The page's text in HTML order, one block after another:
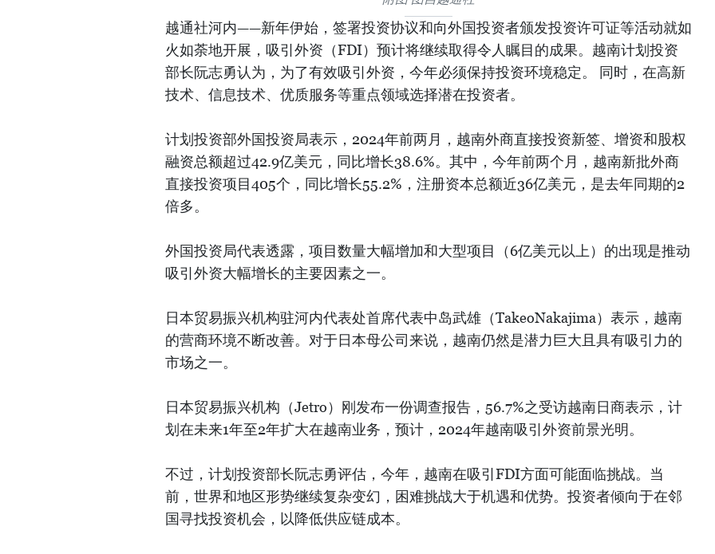
越通社河内——新年伊始，签署投资协议和向外国投资者颁发投资许可证等活动就如
火如荼地开展，吸引外资（FDI）预计将继续取得令人瞩目的成果。越南计划投资
部长阮志勇认为，为了有效吸引外资，今年必须保持投资环境稳定。 同时，在高新
技术、信息技术、优质服务等重点领域选择潜在投资者。
计划投资部外国投资局表示，2024年前两月，越南外商直接投资新签、增资和股权
融资总额超过42.9亿美元，同比增长38.6%。其中，今年前两个月，越南新批外商
直接投资项目405个，同比增长55.2%，注册资本总额近36亿美元，是去年同期的2
倍多。
外国投资局代表透露，项目数量大幅增加和大型项目（6亿美元以上）的出现是推动
吸引外资大幅增长的主要因素之一。
日本贸易振兴机构驻河内代表处首席代表中岛武雄（TakeoNakajima）表示，越南
的营商环境不断改善。对于日本母公司来说，越南仍然是潜力巨大且具有吸引力的
市场之一。
日本贸易振兴机构（Jetro）刚发布一份调查报告，56.7%之受访越南日商表示，计
划在未来1年至2年扩大在越南业务，预计，2024年越南吸引外资前景光明。
不过，计划投资部长阮志勇评估，今年，越南在吸引FDI方面可能面临挑战。当
前，世界和地区形势继续复杂变幻，困难挑战大于机遇和优势。投资者倾向于在邻
国寻找投资机会，以降低供应链成本。